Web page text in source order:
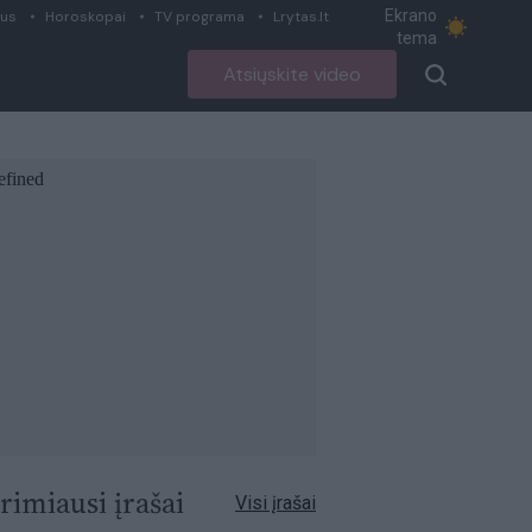
Horoskopai TV programa Lrytas.lt
Ekrano
tema
Atsiųskite video
įrašai Visi įrašai